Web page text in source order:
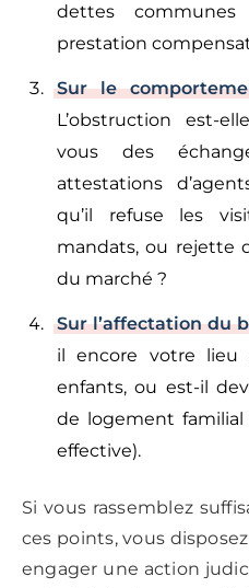
dettes
prestation
Sur le
L’obstruction est-
vous des
attestations
qu’il refuse les
mandats, ou rejette
du marché ?
Sur l’affectation du
il encore votre lieu
enfants, ou est-il
de logement
effective).
Si vous rassemblez
ces points, vous
engager une action